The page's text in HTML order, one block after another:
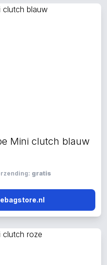
Mini clutch blauw
gratis